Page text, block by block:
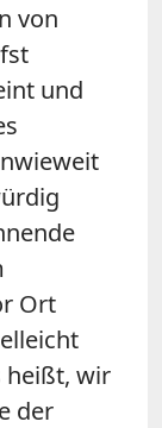
von
und
Ort
heißt, wir
der